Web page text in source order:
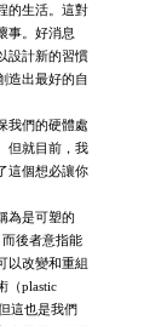
的生活。這對
事。好消息
設計新的習慣
造出最好的自
們的硬體處
但就目前，我
這個想必讓你
為是可塑的
後者意指能
以改變和重組
（plastic
這也是我們